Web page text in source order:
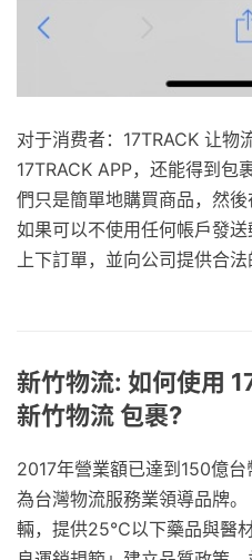
对于消费者：17TRACK 让物
17TRACK APP，还能得到包
們只是簡單地購買商品，然後
如果可以不使用任何帳戶發
上下訂單，並向公司提供合法
新竹物流: 如何使用
新竹物流 包裹?
2017年營業額已達到150億台
為台灣物流服務業領導品牌
輛，提供25℃以下藥品與醫